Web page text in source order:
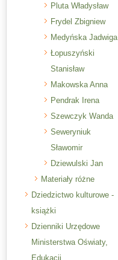
Pluta Władysław
Frydel Zbigniew
Medyńska Jadwiga
Łopuszyński
Stanisław
Makowska Anna
Pendrak Irena
Szewczyk Wanda
Seweryniuk
Sławomir
Dziewulski Jan
Materiały różne
Dziedzictwo kulturowe -
książki
Dzienniki Urzędowe
Ministerstwa Oświaty,
Edukacji